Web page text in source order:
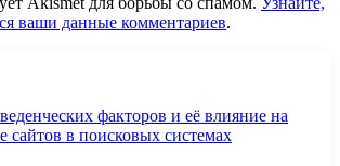
ваши данные комментариев.
факторов и её влияние на
сайтов в поисковых системах